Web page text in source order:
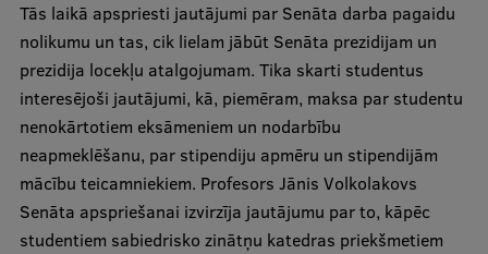
Uzņemšana
Praktiska informācija
Par RSU
Studentu dzīve
Tās laikā apspriesti jautājumi par Senāta darba pagaidu
nolikumu un tas, cik lielam jābūt Senāta prezidijam un
prezidija locekļu atalgojumam. Tika skarti studentus
interesējoši jautājumi, kā, piemēram, maksa par studentu
nenokārtotiem eksāmeniem un nodarbību
neapmeklēšanu, par stipendiju apmēru un stipendijām
mācību teicamniekiem. Profesors Jānis Volkolakovs
Senāta apspriešanai izvirzīja jautājumu par to, kāpēc
studentiem sabiedrisko zinātņu katedras priekšmetiem